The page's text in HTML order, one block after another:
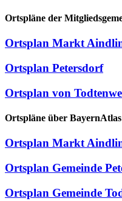
Ortspläne der
Ortsplan Markt
Ortsplan Petersdorf
Ortsplan von
Ortspläne über BayernAtlas
Ortsplan Markt
Ortsplan Gemeinde
Ortsplan Gemeinde